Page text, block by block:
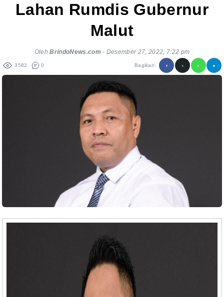
Lahan Rumdis Gubernur
Malut
OlehBrindoNews.com - Desember 27, 2022, 7:22 pm
3582 0 Bagikan: